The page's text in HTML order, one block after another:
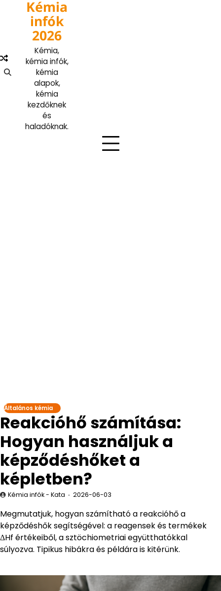
Kémia
infók
2026
Kémia,
kémia infók,
kémia
alapok,
kémia
kezdőknek
és
haladóknak.
Általános kémia
Reakcióhő számítása:
Hogyan használjuk a
képződéshőket a
képletben?
Kémia infók - Kata 2026-06-03
Megmutatjuk, hogyan számítható a reakcióhő a
képződéshők segítségével: a reagensek és termékek
ΔHf értékeiből, a sztöchiometriai együtthatókkal
súlyozva. Tipikus hibákra és példára is kitérünk.